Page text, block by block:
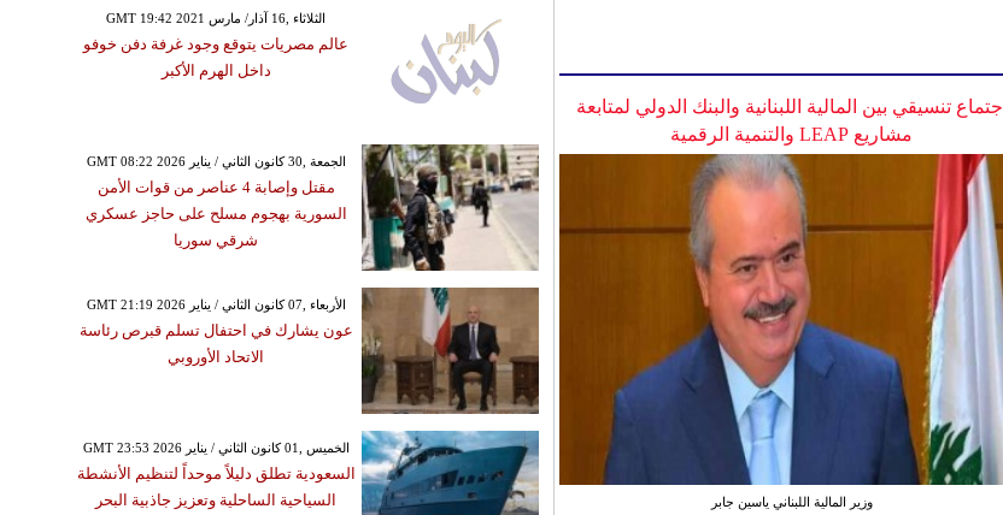
اجتماع تنسيقي بين المالية اللبنانية والبنك الدولي لمتابعة
مشاريع LEAP والتنمية الرقمية
وزير المالية اللبناني ياسين جابر
GMT 19:42 2021 الثلاثاء ,16 آذار/ مارس
عالم مصريات يتوقع وجود غرفة دفن خوفو
داخل الهرم الأكبر
GMT 08:22 2026 الجمعة ,30 كانون الثاني / يناير
مقتل وإصابة 4 عناصر من قوات الأمن
السورية بهجوم مسلح على حاجز عسكري
شرقي سوريا
GMT 21:19 2026 الأربعاء ,07 كانون الثاني / يناير
عون يشارك في احتفال تسلم قبرص رئاسة
الاتحاد الأوروبي
GMT 23:53 2026 الخميس ,01 كانون الثاني / يناير
السعودية تطلق دليلاً موحداً لتنظيم الأنشطة
السياحية الساحلية وتعزيز جاذبية البحر